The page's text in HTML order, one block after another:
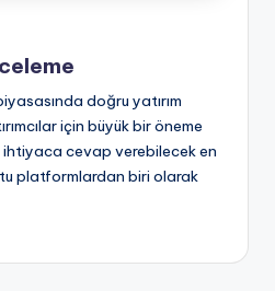
doğru yatırım
için büyük bir öneme
ihtiyaca cevap verebilecek en
platformlardan biri olarak